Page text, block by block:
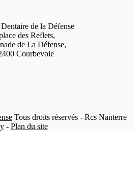
de la Défense
des Reflets,
de La Défense,
Courbevoie
Tous droits réservés - Rcs Nanterre
- Plan du site